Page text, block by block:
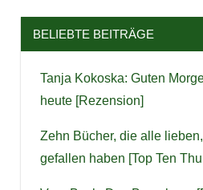
BELIEBTE BEITRÄGE
Tanja Kokoska: Guten
heute [Rezension]
Zehn Bücher, die alle
gefallen haben [Top Ten